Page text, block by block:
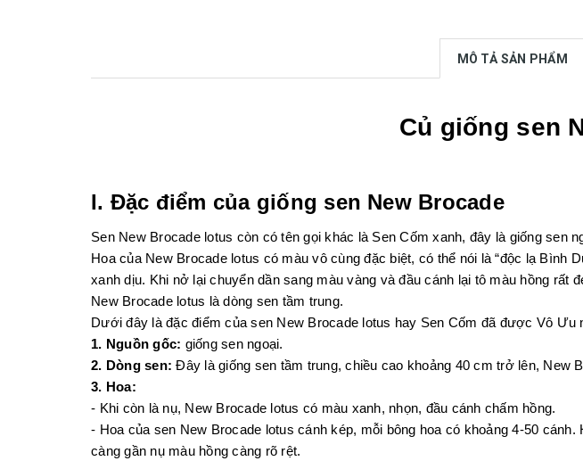
MÔ TẢ SẢN PHẨM
Củ giống sen
I. Đặc điểm của giống sen New Brocade
Sen New Brocade lotus còn có tên gọi khác là Sen Cốm xanh, đây là giống sen
Hoa của New Brocade lotus có màu vô cùng đặc biệt, có thể nói là “độc lạ
xanh dịu. Khi nở lại chuyển dần sang màu vàng và đầu cánh lại tô màu hồng rất
New Brocade lotus là dòng sen tầm trung.
Dưới đây là đặc điểm của sen New Brocade lotus hay Sen Cốm đã được Vô
1. Nguồn gốc: giống sen ngoại.
2. Dòng sen: Đây là giống sen tầm trung, chiều cao khoảng 40 cm trở lên, New
3. Hoa:
- Khi còn là nụ, New Brocade lotus có màu xanh, nhọn, đầu cánh chấm hồng.
- Hoa của sen New Brocade lotus cánh kép, mỗi bông hoa có khoảng 4-50
càng gần nụ màu hồng càng rõ rệt.